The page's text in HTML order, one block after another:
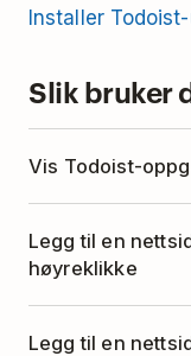
Installer
Slik bruker
Vis Todoist-
klikker du på
Legg til en
høyreklikke
Legg til en